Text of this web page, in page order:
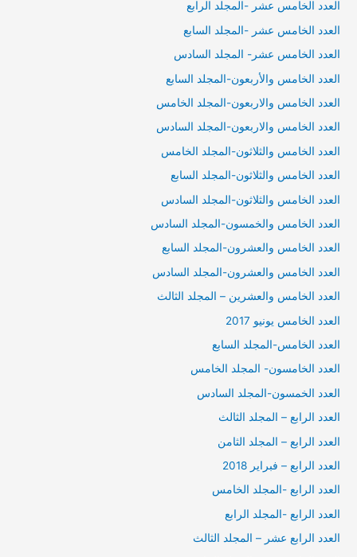
العدد الخامس عشر -المجلد الرابع
العدد الخامس عشر -المجلد السابع
العدد الخامس عشر- المجلد السادس
العدد الخامس والأربعون-المجلد السابع
العدد الخامس والاربعون-المجلد الخامس
العدد الخامس والاربعون-المجلد السادس
العدد الخامس والثلاثون-المجلد الخامس
العدد الخامس والثلاثون-المجلد السابع
العدد الخامس والثلاثون-المجلد السادس
العدد الخامس والخمسون-المجلد السادس
العدد الخامس والعشرون-المجلد السابع
العدد الخامس والعشرون-المجلد السادس
العدد الخامس والعشرين – المجلد الثالث
العدد الخامس يونيو 2017
العدد الخامس-المجلد السابع
العدد الخامسون- المجلد الخامس
العدد الخمسون-المجلد السادس
العدد الرابع – المجلد الثالث
العدد الرابع – المجلد الثامن
العدد الرابع – فبراير 2018
العدد الرابع -المجلد الخامس
العدد الرابع -المجلد الرابع
العدد الرابع عشر – المجلد الثالث